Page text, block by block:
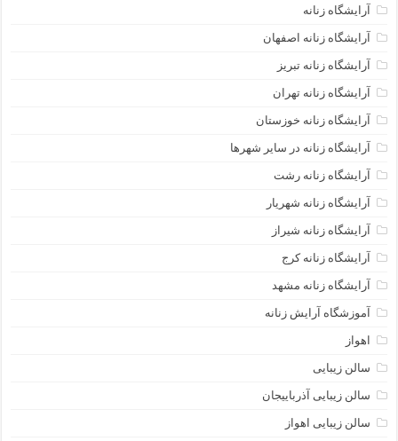
آرایشگاه زنانه
آرایشگاه زنانه اصفهان
آرایشگاه زنانه تبریز
آرایشگاه زنانه تهران
آرایشگاه زنانه خوزستان
آرایشگاه زنانه در سایر شهرها
آرایشگاه زنانه رشت
آرایشگاه زنانه شهریار
آرایشگاه زنانه شیراز
آرایشگاه زنانه کرج
آرایشگاه زنانه مشهد
آموزشگاه آرایش زنانه
اهواز
سالن زیبایی
سالن زیبایی آذرباییجان
سالن زیبایی اهواز